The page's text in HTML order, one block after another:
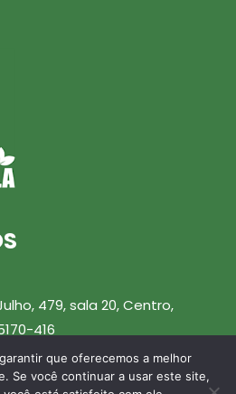
479, sala 20, Centro,
416
que oferecemos a melhor
Se você continuar a usar este site,